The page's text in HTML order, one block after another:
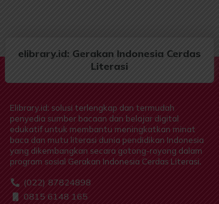
elibrary.id: Gerakan Indonesia Cerdas
Literasi
Elibrary.id: solusi terlengkap dan termudah
penyedia sumber bacaan dan belajar digital
edukatif untuk membantu meningkatkan minat
baca dan mutu literasi dunia pendidikan Indonesia
yang dikembangkan secara gotong-royong dalam
program sosial Gerakan Indonesia Cerdas Literasi.
(022) 87824898
0815 6148 165